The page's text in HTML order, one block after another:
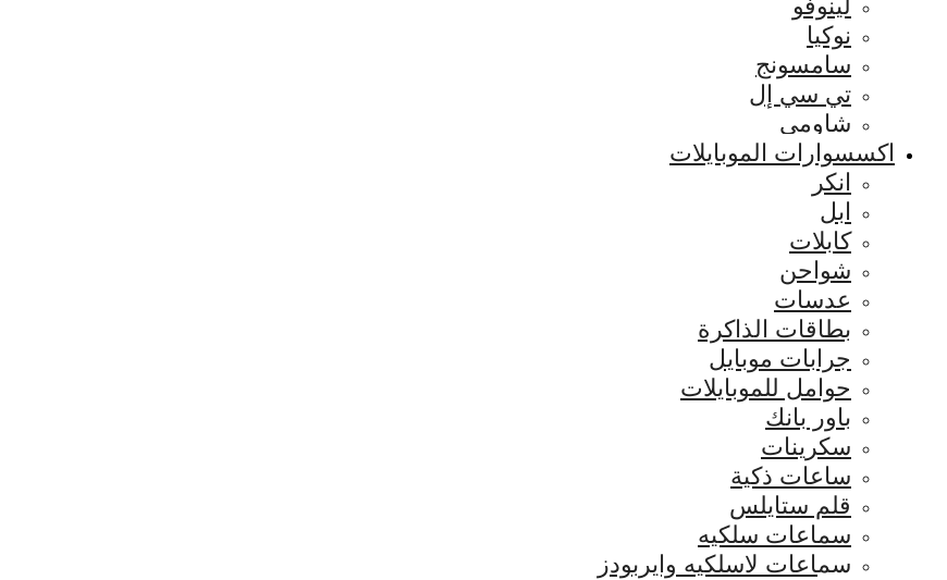
لينوفو
نوكيا
سامسونج
تي سي إل
شاومي
اكسسوارات الموبايلات
انكر
ابل
كابلات
شواحن
عدسات
بطاقات الذاكرة
جرابات موبايل
حوامل للموبايلات
باور بانك
سكرينات
ساعات ذكية
قلم ستايلس
سماعات سلكيه
سماعات لاسلكيه وايربودز